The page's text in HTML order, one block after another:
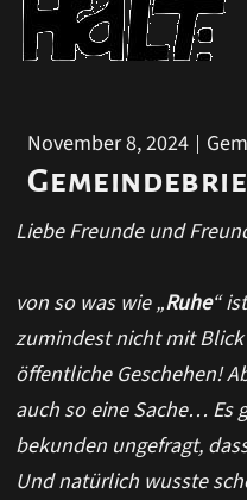
November 8, 2024
Liebe Freunde und
von so was wie „Ruhe“
zumindest nicht mit
öffentliche Geschehen!
auch so eine Sache… Es
bekunden ungefragt,
Und natürlich wusste